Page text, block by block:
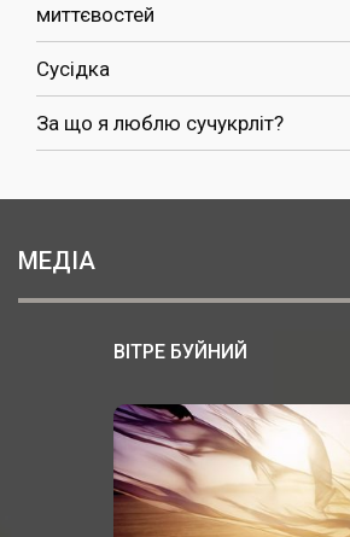
миттєвостей
Сусідка
За що я люблю сучукрліт?
МЕДІА
ВІТРЕ БУЙНИЙ